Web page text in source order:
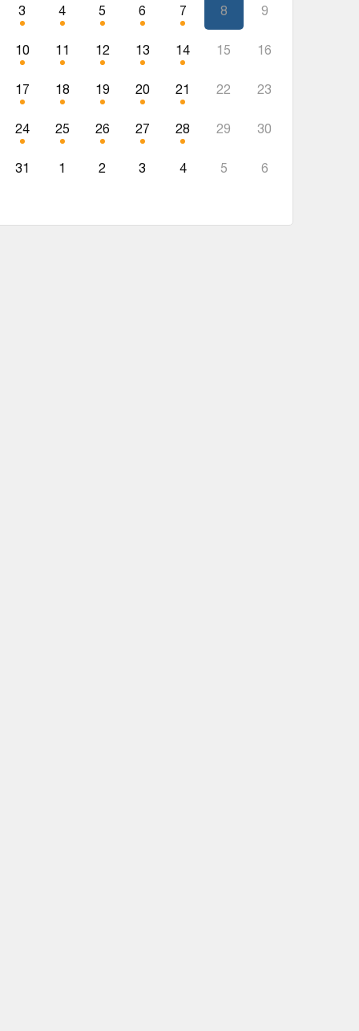
3 4 5 6 7 8 9
10 11 12 13 14 15 16
17 18 19 20 21 22 23
24 25 26 27 28 29 30
31 1 2 3 4 5 6